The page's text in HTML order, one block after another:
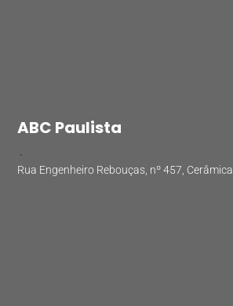
ABC Paulista
.
Rua Engenheiro Rebouças, nº 457, Cerâmica